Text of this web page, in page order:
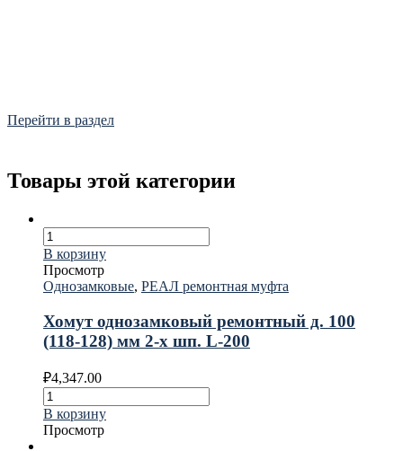
Перейти в раздел
Товары этой категории
В корзину
Просмотр
Однозамковые, РЕАЛ ремонтная муфта
Хомут однозамковый ремонтный д. 100
(118-128) мм 2-х шп. L-200
₽4,347.00
В корзину
Просмотр